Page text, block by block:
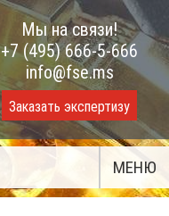
Мы на связи!
+7 (495) 666-5-666
info@fse.ms
Заказать экспертизу
МЕНЮ